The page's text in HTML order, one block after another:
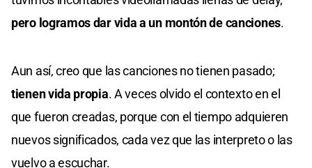
pero logramos dar vida a un montón de canciones.
Aun así, creo que las canciones no tienen pasado;
tienen vida propia. A veces olvido el contexto en el
que fueron creadas, porque con el tiempo adquieren
nuevos significados, cada vez que las interpreto o las
vuelvo a escuchar.